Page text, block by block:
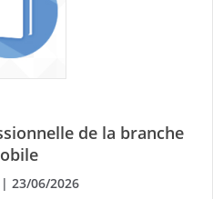
de la branche
| 23/06/2026